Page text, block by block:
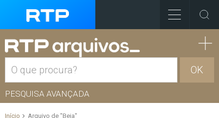
OK
PESQUISA AVANÇADA
Início Arquivo de "Beja"